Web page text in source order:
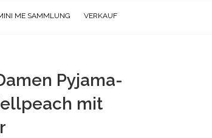
ME SAMMLUNG VERKAUF
Pyjama-
mit